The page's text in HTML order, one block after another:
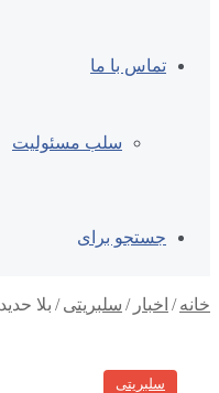
تماس با ما
سلب مسئولیت
جستجو برای
خانه / اخبار / سلبریتی / بلا
سلبریتی